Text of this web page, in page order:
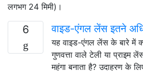
लगभग 24 मिमी)।
6 वाइड-एंगल लेंस इतने
यह वाइड-एंगल लेंस के बारे में
गुणवत्ता वाले टेली या प्राइम
महंगा बनाता है? उदाहरण के